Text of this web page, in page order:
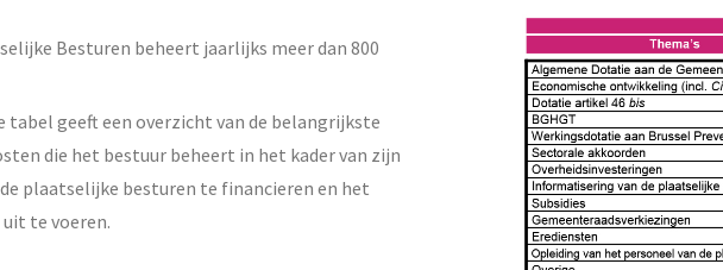
Besturen beheert jaarlijks meer dan 800
tabel geeft een overzicht van de belangrijkste
die het bestuur beheert in het kader van zijn
plaatselijke besturen te financieren en het
te voeren.